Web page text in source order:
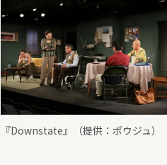
『Downstate』（提供：ポウジュ）